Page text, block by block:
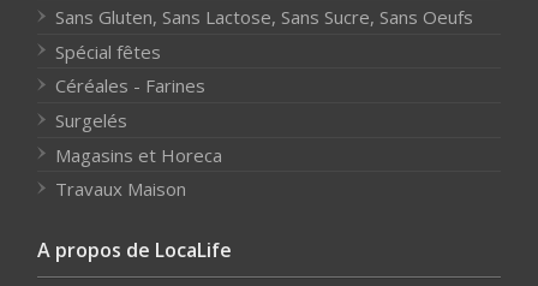
Sans Gluten, Sans Lactose, Sans Sucre, Sans Oeufs
Spécial fêtes
Céréales - Farines
Surgelés
Magasins et Horeca
Travaux Maison
A propos de LocaLife